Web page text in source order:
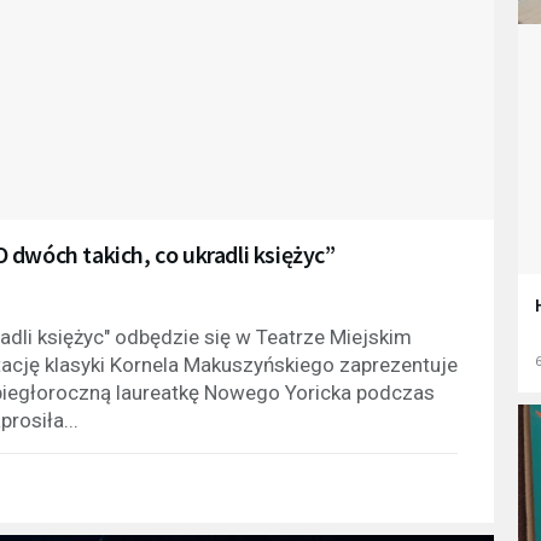
dwóch takich, co ukradli księżyc”
księżyc" odbędzie się w Teatrze Miejskim
klasyki Kornela Makuszyńskiego zaprezentuje
laureatkę Nowego Yoricka podczas